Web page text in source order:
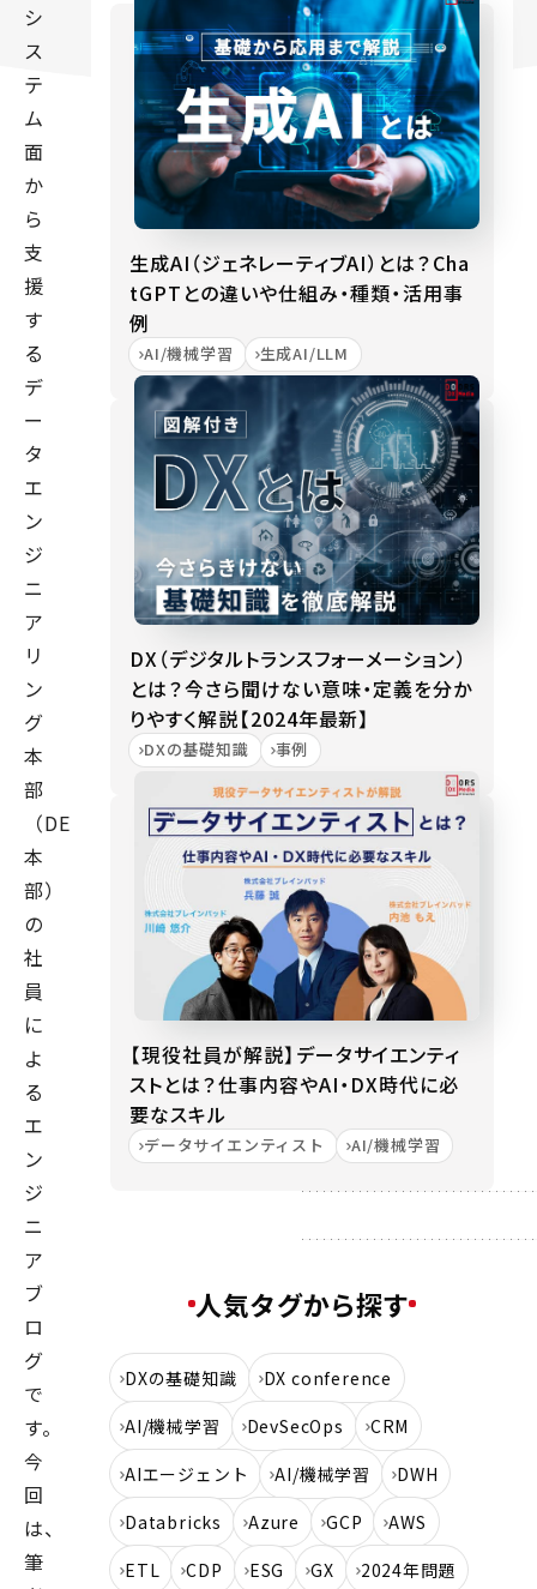
シ
ス
テ
ム
面
か
ら
支
援
す
る
デ
ー
タ
エ
ン
ジ
ニ
ア
リ
ン
グ
本
部
（DE
本
部）
の
社
員
に
よ
る
エ
ン
ジ
ニ
ア
ブ
ロ
グ
で
す。
今
回
は、
筆
生成AI（ジェネレーティブAI）とは？Cha
tGPTとの違いや仕組み・種類・活用事
例
AI/機械学習 生成AI/LLM
DX（デジタルトランスフォーメーション）
とは？今さら聞けない意味・定義を分か
りやすく解説【2024年最新】
DXの基礎知識 事例
【現役社員が解説】データサイエンティ
ストとは？仕事内容やAI・DX時代に必
要なスキル
データサイエンティスト AI/機械学習
人気タグから探す
DXの基礎知識
DX conference
AI/機械学習
DevSecOps
CRM
AIエージェント
AI/機械学習
DWH
Databricks
Azure GCP
AWS
ETL
CDP ESG GX
2024年問題